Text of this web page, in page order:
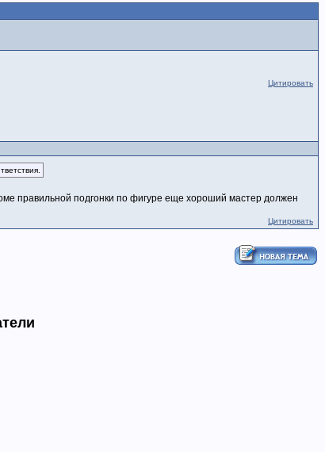
Цитировать
правильной подгонки по фигуре еще хороший мастер должен
Цитировать